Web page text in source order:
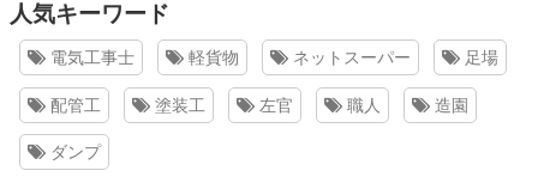
人気キーワード
電気工事士 軽貨物 ネットスーパー 足場
配管工 塗装工 左官 職人 造園
ダンプ